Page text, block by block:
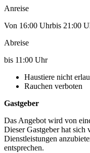
Anreise
Von 16:00 Uhrbis 21:00
Abreise
bis 11:00 Uhr
Haustiere nicht
Rauchen verboten
Gastgeber
Das Angebot wird von
Dieser Gastgeber hat
Dienstleistungen
entsprechen.